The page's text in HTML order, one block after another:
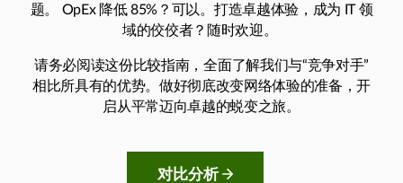
题。 OpEx 降低 85%？可以。打造卓越体验，成为 IT 领
域的佼佼者？随时欢迎。
请务必阅读这份比较指南，全面了解我们与“竞争对手”
相比所具有的优势。做好彻底改变网络体验的准备，开
启从平常迈向卓越的蜕变之旅。
对比分析